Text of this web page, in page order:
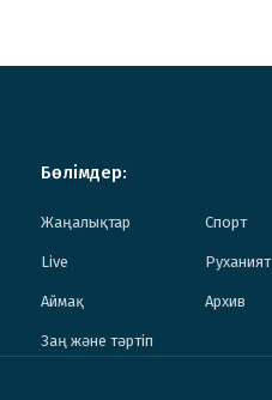
Бөлімдер:
Жаңалықтар Спорт
Live Руханият
Аймақ Архив
Заң және тәртіп